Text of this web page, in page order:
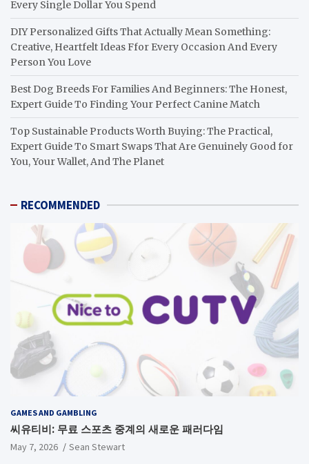
Every Single Dollar You Spend
DIY Personalized Gifts That Actually Mean Something:
Creative, Heartfelt Ideas Ffor Every Occasion And Every
Person You Love
Best Dog Breeds For Families And Beginners: The Honest,
Expert Guide To Finding Your Perfect Canine Match
Top Sustainable Products Worth Buying: The Practical,
Expert Guide To Smart Swaps That Are Genuinely Good for
You, Your Wallet, And The Planet
RECOMMENDED
GAMES AND GAMBLING
씨유티비: 무료 스포츠 중계의 새로운 패러다임
May 7, 2026 Sean Stewart